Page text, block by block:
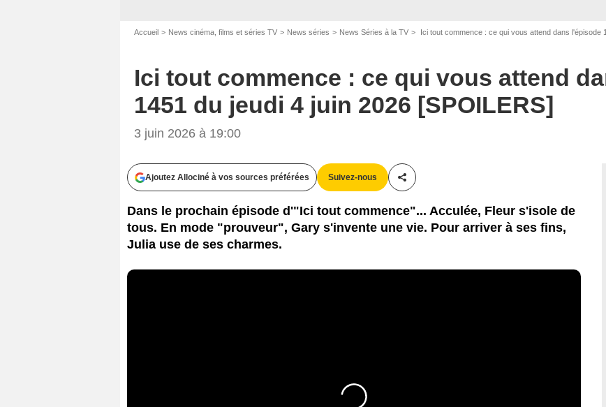
Accueil News cinéma, films et séries TV News séries News Séries à la TV Ici tout commence : ce qui vous attend dans l'épisode
Ici tout commence : ce qui vous attend
1451 du jeudi 4 juin 2026 [SPOILERS]
3 juin 2026 à 19:00
Ajoutez Allociné à vos sources préférées Suivez-nous
Partager cet article
Dans le prochain épisode d'"Ici tout commence"... Acculée, Fleur s'isole de
tous. En mode "prouveur", Gary s'invente une vie. Pour arriver à ses fins,
Julia use de ses charmes.